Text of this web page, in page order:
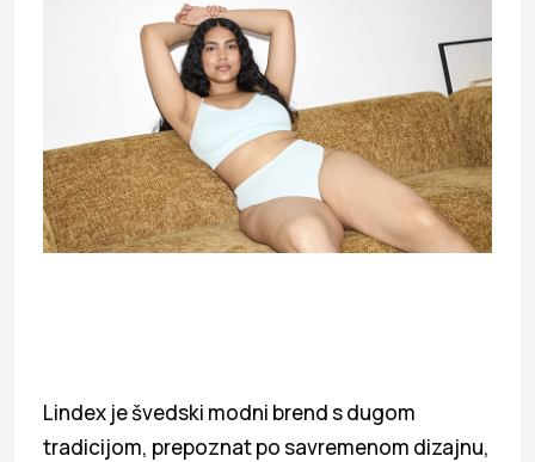
Lindex je švedski modni brend s dugom
tradicijom, prepoznat po savremenom dizajnu,